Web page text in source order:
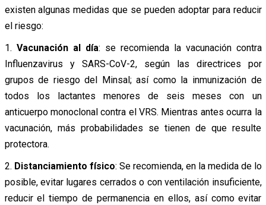
existen algunas medidas que se pueden adoptar para reducir
el riesgo:
1. Vacunación al día: se recomienda la vacunación contra
Influenzavirus y SARS-CoV-2, según las directrices por
grupos de riesgo del Minsal; así como la inmunización de
todos los lactantes menores de seis meses con un
anticuerpo monoclonal contra el VRS. Mientras antes ocurra la
vacunación, más probabilidades se tienen de que resulte
protectora.
2. Distanciamiento físico: Se recomienda, en la medida de lo
posible, evitar lugares cerrados o con ventilación insuficiente,
reducir el tiempo de permanencia en ellos, así como evitar